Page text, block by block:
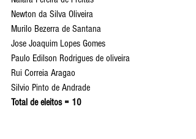
Newton da Silva Oliveira
Murilo Bezerra de Santana
Jose Joaquim Lopes Gomes
Paulo Edilson Rodrigues de oliveira
Rui Correia Aragao
Silvio Pinto de Andrade
Total de eleitos = 10